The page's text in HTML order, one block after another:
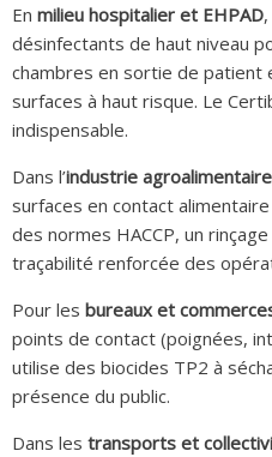
En milieu hospitalier et EHPAD
désinfectants de haut niveau
chambres en sortie de
surfaces à haut risque. Le
indispensable.
Dans l’industrie agroalimentaire
surfaces en contact
des normes HACCP, un
traçabilité renforcée des
Pour les bureaux et
points de contact (poignées,
utilise des biocides TP2 à
présence du public.
Dans les transports et